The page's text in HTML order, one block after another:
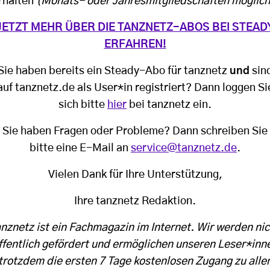
MEHR ÜBER DIE TANZNETZ-ABOS BEI
ERFAHREN!
haben bereits ein Steady-Abo für tanznetz und
tanznetz.de als User*in registriert? Dann loggen
sich bitte hier bei tanznetz ein.
Sie haben Fragen oder Probleme? Dann schreiben Sie
bitte eine E-Mail an service@tanznetz.de.
Vielen Dank für Ihre Unterstützung,
Ihre tanznetz Redaktion.
ist ein Fachmagazin im Internet. Wir werden
gefördert und ermöglichen unseren
trotzdem die ersten 7 Tage kostenlosen Zugang zu